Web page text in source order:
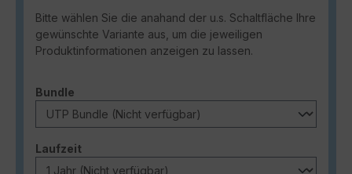
Bitte wählen Sie die anahand der u.s. Schaltfläche Ihre
gewünschte Variante aus, um die jeweiligen
Produktinformationen anzeigen zu lassen.
Bundle
Laufzeitauswählen